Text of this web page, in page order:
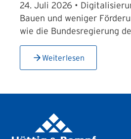
24. Juli 2026 •
Bauen und weniger
wie die Bundesregierung
Weiterlesen